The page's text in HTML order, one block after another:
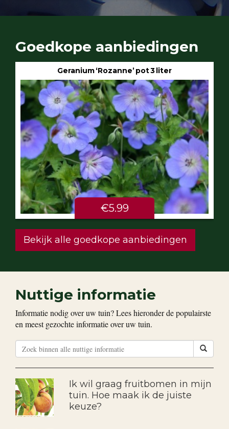
Goedkope aanbiedingen
Geranium ‘Rozanne’ pot 3 liter
€5.99
Bekijk alle goedkope aanbiedingen
Nuttige informatie
Informatie nodig over uw tuin? Lees hieronder de populairste
en meest gezochte informatie over uw tuin.
Ik wil graag fruitbomen in mijn
tuin. Hoe maak ik de juiste
keuze?